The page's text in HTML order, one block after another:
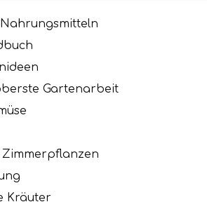
Gartenarbeit
Zimmerpflanzen
Kräuter